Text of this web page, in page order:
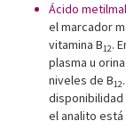
Ácido
el marcador
vitamina B12.
plasma u
niveles de B12
disponibilidad
el analito